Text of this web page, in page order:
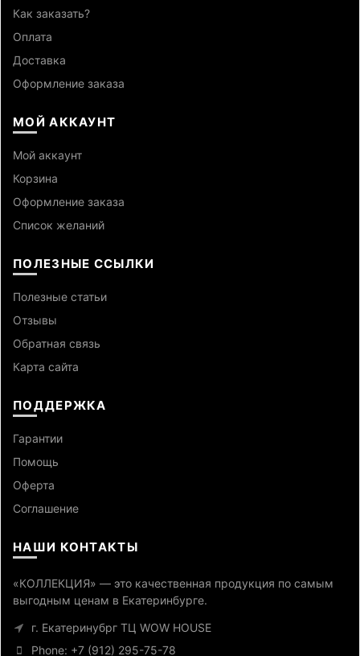
Как заказать?
Оплата
Доставка
Оформление заказа
МОЙ АККАУНТ
Мой аккаунт
Корзина
Оформление заказа
Список желаний
ПОЛЕЗНЫЕ ССЫЛКИ
Полезные статьи
Отзывы
Обратная связь
Карта сайта
ПОДДЕРЖКА
Гарантии
Помощь
Оферта
Cоглашение
НАШИ КОНТАКТЫ
«КОЛЛЕКЦИЯ» — это качественная продукция по самым
выгодным ценам в Екатеринбурге.
г. Екатеринубрг ТЦ WOW HOUSE
Phone: +7 (912) 295-75-78